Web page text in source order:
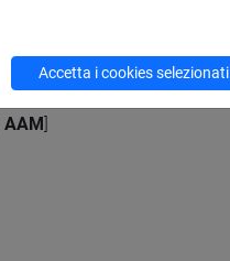
AAM]
Accetta i cookies selezionati